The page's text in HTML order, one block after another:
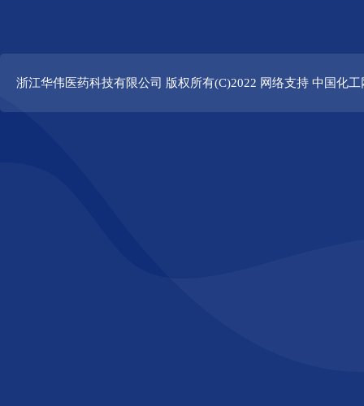
浙江华伟医药科技有限公司 版权所有(C)2022 网络支持 中国化工